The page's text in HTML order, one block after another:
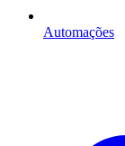
Automações